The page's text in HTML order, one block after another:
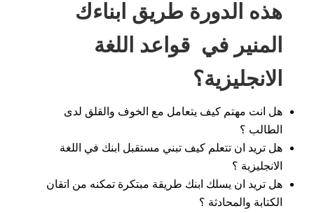
هذه الدورة طريق ابناءك
المنير في قواعد اللغة
الانجليزية؟
هل انت مهتم كيف يتعامل مع الخوف والقلق لدى
الطالب ؟
هل تريد ان تتعلم كيف تبني مستقبل ابنك في اللغة
الانجليزية ؟
هل تريد ان يسلك ابنك طريقة مبتكرة تمكنه من اتقان
الكتابة والمحادثة ؟